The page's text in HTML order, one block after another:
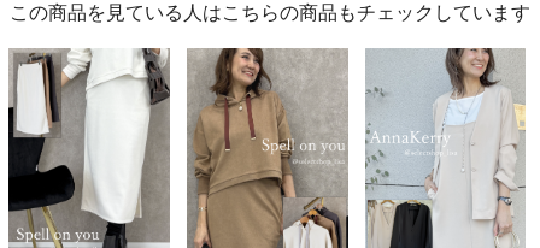
この商品を見ている人はこちらの商品もチェックしています